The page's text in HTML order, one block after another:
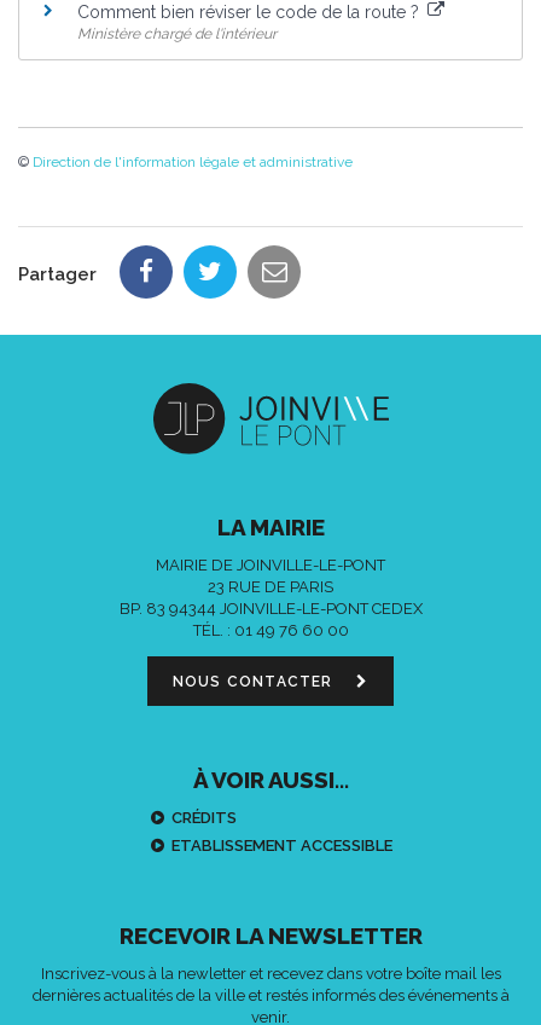
Comment bien réviser le code de la route ?
Ministère chargé de l'intérieur
© Direction de l'information légale et administrative
Partager
LA MAIRIE
MAIRIE DE JOINVILLE-LE-PONT
23 RUE DE PARIS
BP. 83 94344 JOINVILLE-LE-PONT CEDEX
TÉL. : 01 49 76 60 00
NOUS CONTACTER
À VOIR AUSSI...
CRÉDITS
ETABLISSEMENT ACCESSIBLE
RECEVOIR LA NEWSLETTER
Inscrivez-vous à la newletter et recevez dans votre boîte mail les
dernières actualités de la ville et restés informés des événements à
venir.